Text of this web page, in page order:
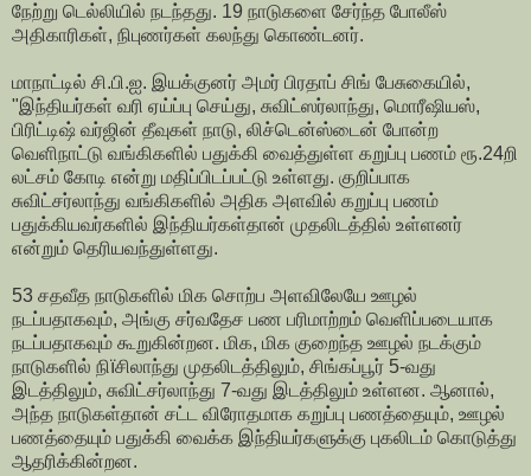
நேற்று டெல்லியில் நடந்தது. 19 நாடுகளை சேர்ந்த போலீஸ்
அதிகாரிகள், நிபுணர்கள் கலந்து கொண்டனர்.
மாநாட்டில் சி.பி.ஐ. இயக்குனர் அமர் பிரதாப் சிங் பேசுகையில்,
"இந்தியர்கள் வரி ஏய்ப்பு செய்து, சுவிட்ஸர்லாந்து, மொரீஷியஸ்,
பிரிட்டிஷ் வர்ஜின் தீவுகள் நாடு, லிச்டென்ஸ்டைன் போன்ற
வெளிநாட்டு வங்கிகளில் பதுக்கி வைத்துள்ள கறுப்பு பணம் ரூ.24றி
லட்சம் கோடி என்று மதிப்பிடப்பட்டு உள்ளது. குறிப்பாக
சுவிட்சர்லாந்து வங்கிகளில் அதிக அளவில் கறுப்பு பணம்
பதுக்கியவர்களில் இந்தியர்கள்தான் முதலிடத்தில் உள்ளனர்
என்றும் தெரியவந்துள்ளது.
53 சதவீத நாடுகளில் மிக சொற்ப அளவிலேயே ஊழல்
நடப்பதாகவும், அங்கு சர்வதேச பண பரிமாற்றம் வெளிப்படையாக
நடப்பதாகவும் கூறுகின்றன. மிக, மிக குறைந்த ஊழல் நடக்கும்
நாடுகளில் நிïசிலாந்து முதலிடத்திலும், சிங்கப்பூர் 5-வது
இடத்திலும், சுவிட்சர்லாந்து 7-வது இடத்திலும் உள்ளன. ஆனால்,
அந்த நாடுகள்தான் சட்ட விரோதமாக கறுப்பு பணத்தையும், ஊழல்
பணத்தையும் பதுக்கி வைக்க இந்தியர்களுக்கு புகலிடம் கொடுத்து
ஆதரிக்கின்றன.